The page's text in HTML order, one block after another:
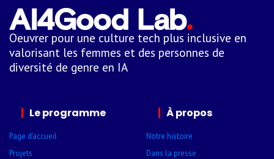
Oeuvrer pour une culture tech plus inclusive en
valorisant les femmes et des personnes de
diversité de genre en IA
Le programme
Page d’accueil
Projets
À propos
Notre histoire
Dans la presse